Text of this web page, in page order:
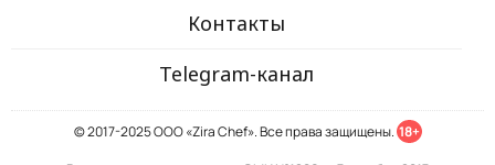
Контакты
Telegram-канал
© 2017-2025 ООО «Zira Chef». Все права защищены. 18+